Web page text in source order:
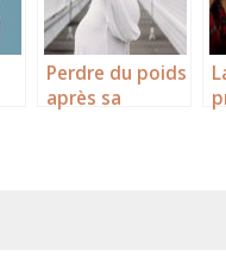
Perdre du poids
après sa